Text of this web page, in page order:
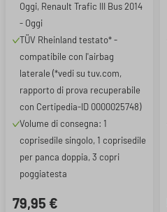
Oggi, Renault Trafic III Bus 2014
- Oggi
TÜV Rheinland testato* -
compatibile con l'airbag
laterale (*vedi su tuv.com,
rapporto di prova recuperabile
con Certipedia-ID 0000025748)
Volume di consegna: 1
coprisedile singolo, 1 coprisedile
per panca doppia, 3 copri
poggiatesta
79,95 €